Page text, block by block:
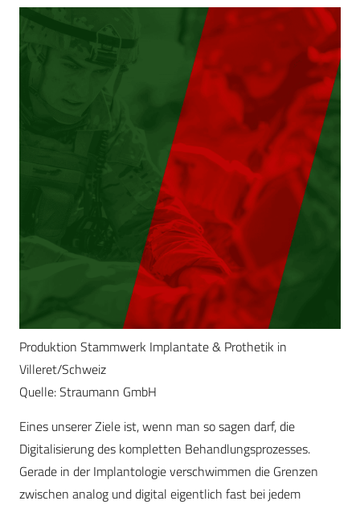
Produktion Stammwerk Implantate & Prothetik in
Villeret/Schweiz
Quelle: Straumann GmbH
Eines unserer Ziele ist, wenn man so sagen darf, die
Digitalisierung des kompletten Behandlungsprozesses.
Gerade in der Implantologie verschwimmen die Grenzen
zwischen analog und digital eigentlich fast bei jedem